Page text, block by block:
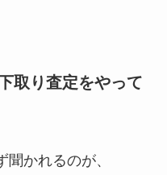
取り査定をやって
かれるのが、